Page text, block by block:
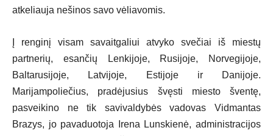
atkeliauja nešinos savo vėliavomis.
Į renginį visam savaitgaliui atvyko svečiai iš miestų
partnerių, esančių Lenkijoje, Rusijoje, Norvegijoje,
Baltarusijoje, Latvijoje, Estijoje ir Danijoje.
Marijampoliečius, pradėjusius švęsti miesto šventę,
pasveikino ne tik savivaldybės vadovas Vidmantas
Brazys, jo pavaduotoja Irena Lunskienė, administracijos